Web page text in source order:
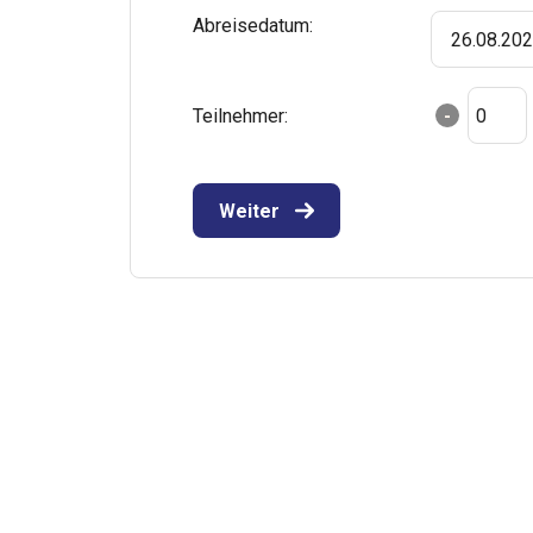
Abreisedatum:
Teilnehmer: -
Weiter